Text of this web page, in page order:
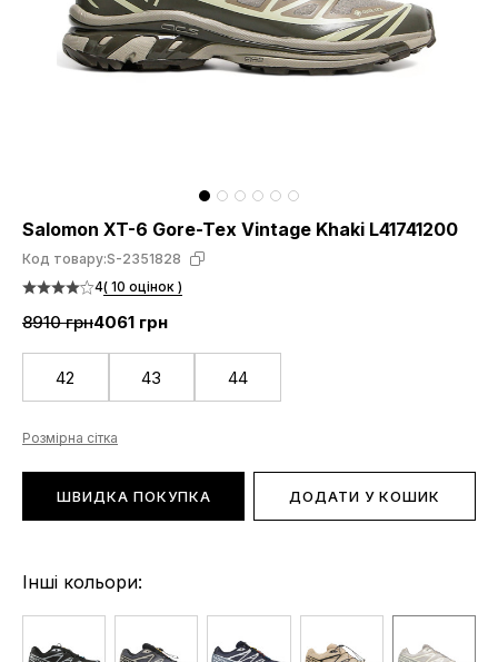
Salomon XT-6 Gore-Tex Vintage Khaki L41741200
Код товару:S-2351828
4( 10 оцінок )
8910 грн4061 грн
42 43 44
Розмірна сітка
ШВИДКА ПОКУПКА ДОДАТИ У КОШИК
Інші кольори: